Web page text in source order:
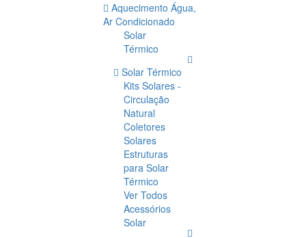
Aquecimento Água,
Ar Condicionado
Solar
Térmico
Solar Térmico
Kits Solares -
Circulação
Natural
Coletores
Solares
Estruturas
para Solar
Térmico
Ver Todos
Acessórios
Solar